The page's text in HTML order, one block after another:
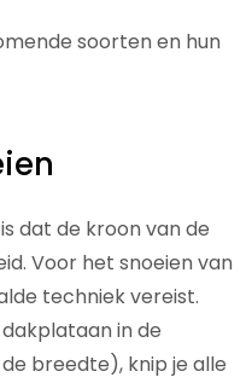
soorten en hun
dat de kroon van de
Voor het snoeien van
techniek vereist.
in de
breedte), knip je alle